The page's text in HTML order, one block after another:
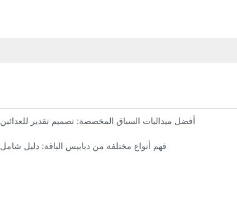
أفضل ميداليات السباق المخصصة: تصميم تقدير للعدائين
فهم أنواع مختلفة من دبابيس الياقة: دليل شامل